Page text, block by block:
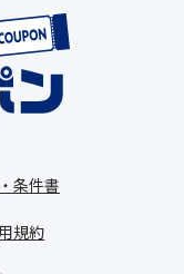
条件書
規約